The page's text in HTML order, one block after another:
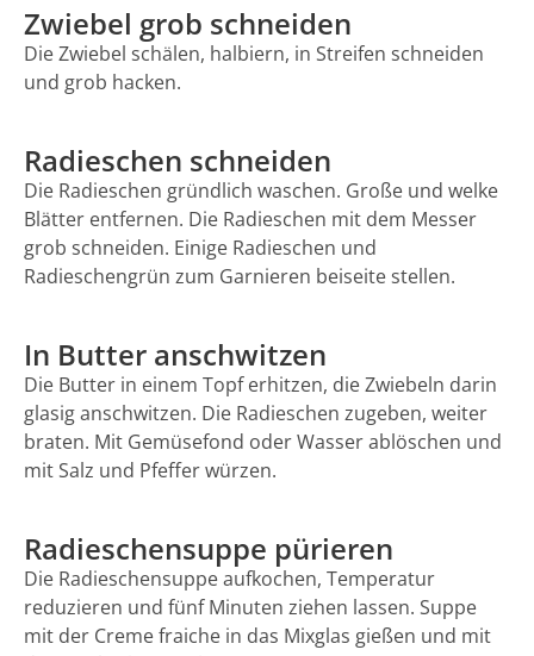
Zwiebel grob schneiden
Die Zwiebel schälen, halbiern, in Streifen schneiden
und grob hacken.
Radieschen schneiden
Die Radieschen gründlich waschen. Große und welke
Blätter entfernen. Die Radieschen mit dem Messer
grob schneiden. Einige Radieschen und
Radieschengrün zum Garnieren beiseite stellen.
In Butter anschwitzen
Die Butter in einem Topf erhitzen, die Zwiebeln darin
glasig anschwitzen. Die Radieschen zugeben, weiter
braten. Mit Gemüsefond oder Wasser ablöschen und
mit Salz und Pfeffer würzen.
Radieschensuppe pürieren
Die Radieschensuppe aufkochen, Temperatur
reduzieren und fünf Minuten ziehen lassen. Suppe
mit der Creme fraiche in das Mixglas gießen und mit